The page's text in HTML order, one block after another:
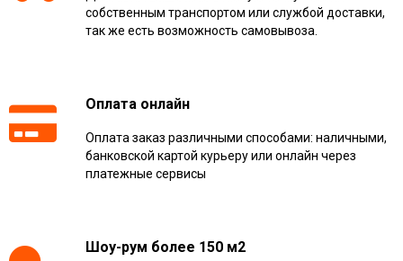
собственным транспортом или службой доставки,
так же есть возможность самовывоза.
Оплата онлайн
Оплата заказ различными способами: наличными,
банковской картой курьеру или онлайн через
платежные сервисы
Шоу-рум более 150 м2